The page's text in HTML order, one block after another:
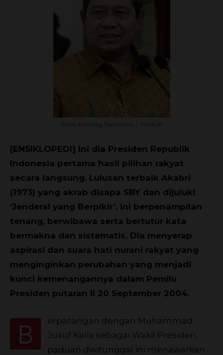
[ENSIKLOPEDI] Ini dia Presiden Republik
Indonesia pertama hasil pilihan rakyat
secara langsung. Lulusan terbaik Akabri
(1973) yang akrab disapa SBY dan dijuluki
‘Jenderal yang Berpikir’, ini berpenampilan
tenang, berwibawa serta bertutur kata
bermakna dan sistematis. Dia menyerap
aspirasi dan suara hati nurani rakyat yang
menginginkan perubahan yang menjadi
kunci kemenangannya dalam Pemilu
Presiden putaran II 20 September 2004.
B
erpasangan dengan Muhammad
Jusuf Kalla sebagai Wakil Presiden,
paduan dwitunggal ini menawarkan